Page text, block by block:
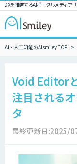
DXを推進するAIポータルメディア
AI・人工知能のAIsmiley TOP
Void Editor
注目される
タ
最終更新日:2025/